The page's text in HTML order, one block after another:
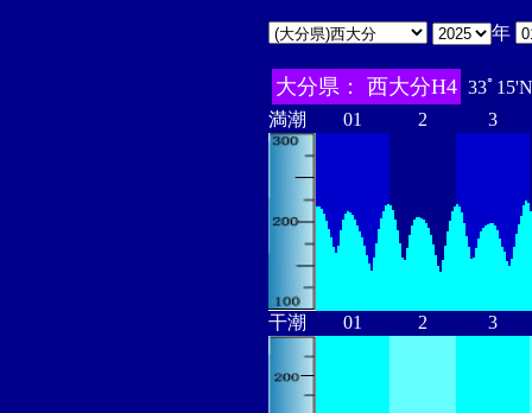
年
大分県： 西大分H4 33ﾟ
満潮
01 2 3
干潮 01 2 3